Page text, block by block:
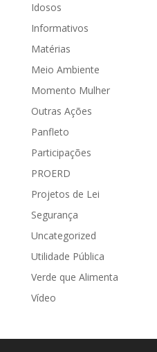
Idosos
Informativos
Matérias
Meio Ambiente
Momento Mulher
Outras Ações
Panfleto
Participações
PROERD
Projetos de Lei
Segurança
Uncategorized
Utilidade Pública
Verde que Alimenta
Vídeo